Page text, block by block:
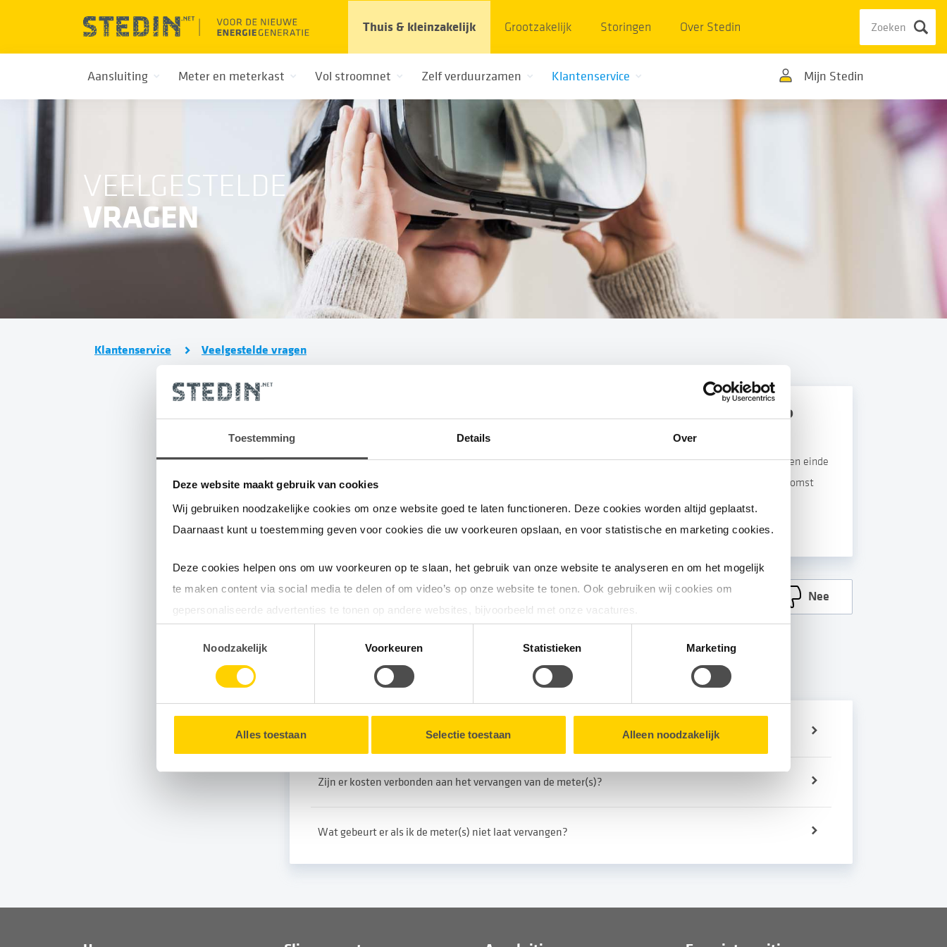
Toestemming Details Over
Deze website maakt gebruik van cookies
Wij gebruiken noodzakelijke cookies om onze website goed te laten functioneren. Deze cookies worden altijd geplaatst.
Daarnaast kunt u toestemming geven voor cookies die uw voorkeuren opslaan, en voor statistische en marketing cookies.
Deze cookies helpen ons om uw voorkeuren op te slaan, het gebruik van onze website te analyseren en om het mogelijk
te maken content via social media te delen of om video’s op onze website te tonen. Ook gebruiken wij cookies om
gepersonaliseerde advertenties te tonen op andere websites, bijvoorbeeld met onze vacatures.
Door gebruik te maken van optionele cookies verzamelen wij, samen met onze partners, informatie over u en volgen wij
uw surfgedrag binnen en buiten onze website.
U kunt uw toestemming op elk moment intrekken via deCookieverklaringonderaan onze website.
Noodzakelijk
Voorkeuren Statistieken Marketing
Alleen noodzakelijk
Selectie toestaan
Alles toestaan
Thuis & kleinzakelijk Grootzakelijk Storingen Over Stedin
Aansluiting Meter en meterkast Vol stroomnet Zelf verduurzamen Klantenservice Mijn Stedin
VEELGESTELDE
VRAGEN
Klantenservice Veelgestelde vragen
Wat gebeurt er als ik de meter(s) niet laat vervangen?
Dan neemt de kans op een storing toe, omdat de technische levensduur van uw huidige slimme meter ten einde
loopt. Bovendien wordt uw meter niet meer automatisch uitgelezen, zodra het GPRS-signaal in de toekomst
ophoudt te bestaan.
Heeft deze pagina u geholpen bij uw vraag? Ja Nee
Gerelateerde vragen
Wat gebeurt er met de oude meter(s)?
Zijn er kosten verbonden aan het vervangen van de meter(s)?
Wat gebeurt er als ik de meter(s) niet laat vervangen?